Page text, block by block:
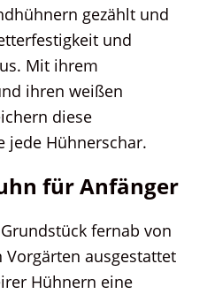
gezählt und
und
Mit ihrem
ihren weißen
diese
jede Hühnerschar.
für Anfänger
fernab von
ausgestattet
Hühnern eine